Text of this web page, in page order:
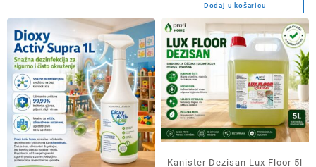
Dodaj u košaricu
Kanister Dezisan Lux Floor 5l